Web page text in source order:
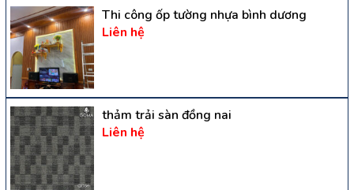
Thi công ốp tường nhựa bình dương
Liên hệ
thảm trải sàn đồng nai
Liên hệ